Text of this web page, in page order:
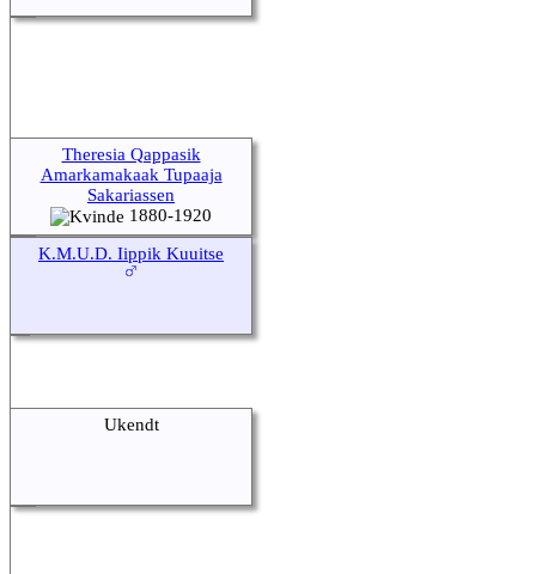
Theresia Qappasik
Amarkamakaak Tupaaja
Sakariassen
1880-1920
K.M.U.D. Iippik Kuuitse
Ukendt